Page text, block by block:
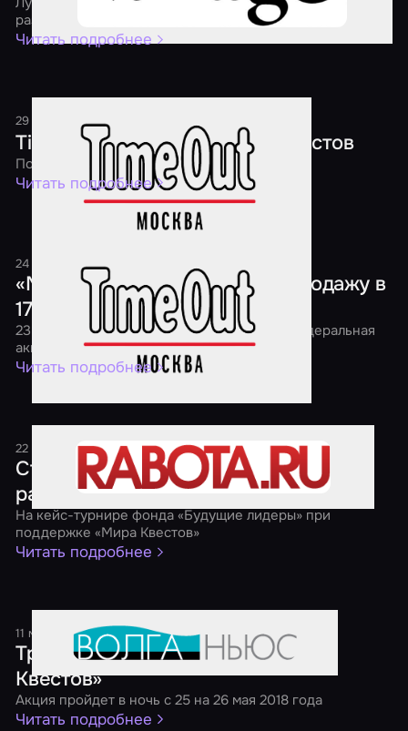
раздадут скидки уже четвертый год подряд
Читать подробнее
29 декабря 2018
Time Out: Новый год в мире квестов
Подарки каждому игроку!
Читать подробнее
24 ноября 20181 минута
«Мир Квестов» проведет распродажу в
17 городах страны
23 ноября в 7:00 утра в России начнется федеральная
акция «Black Friday Квесты 2018»
Читать подробнее
22 мая 20181 минута
Студенты предложили свое видение
развития рынка коворкингов
На кейс-турнире фонда «Будущие лидеры» при
поддержке «Мира Квестов»
Читать подробнее
11 мая 20181 минута
Третья ежегодная акция «Ночь
Квестов»
Акция пройдет в ночь с 25 на 26 мая 2018 года
Читать подробнее